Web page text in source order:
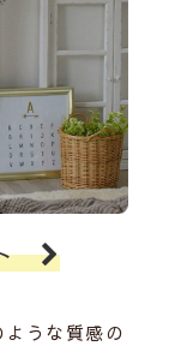
ト
うな質感の